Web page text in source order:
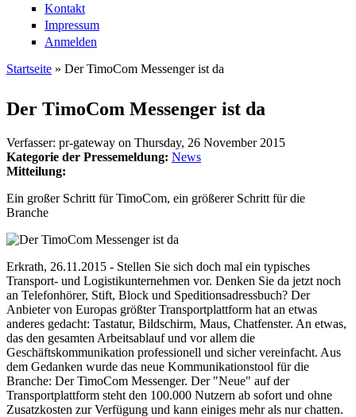
Kontakt
Impressum
Anmelden
Startseite » Der TimoCom Messenger ist da
Der TimoCom Messenger ist da
Verfasser: pr-gateway on Thursday, 26 November 2015
Kategorie der Pressemeldung: News
Mitteilung:
Ein großer Schritt für TimoCom, ein größerer Schritt für die
Branche
Erkrath, 26.11.2015 - Stellen Sie sich doch mal ein typisches
Transport- und Logistikunternehmen vor. Denken Sie da jetzt noch
an Telefonhörer, Stift, Block und Speditionsadressbuch? Der
Anbieter von Europas größter Transportplattform hat an etwas
anderes gedacht: Tastatur, Bildschirm, Maus, Chatfenster. An etwas,
das den gesamten Arbeitsablauf und vor allem die
Geschäftskommunikation professionell und sicher vereinfacht. Aus
dem Gedanken wurde das neue Kommunikationstool für die
Branche: Der TimoCom Messenger. Der "Neue" auf der
Transportplattform steht den 100.000 Nutzern ab sofort und ohne
Zusatzkosten zur Verfügung und kann einiges mehr als nur chatten.